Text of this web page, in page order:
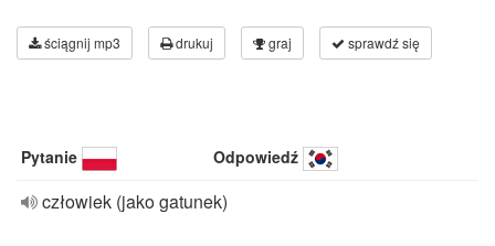
ściągnij mp3 drukuj graj sprawdź się
Pytanie Odpowiedź
człowiek (jako gatunek)